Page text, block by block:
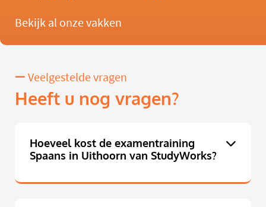
Bekijk al onze vakken
Veelgestelde vragen
Heeft u nog vragen?
Hoeveel kost de examentraining
Spaans in Uithoorn van StudyWorks?